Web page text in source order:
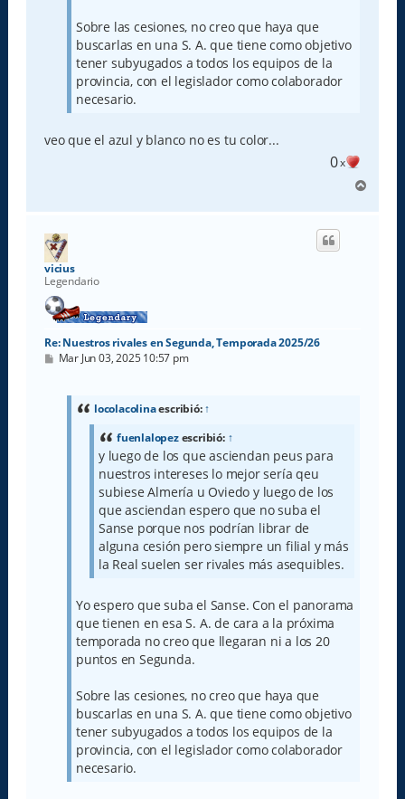
Sobre las cesiones, no creo que haya que
buscarlas en una S. A. que tiene como objetivo
tener subyugados a todos los equipos de la
provincia, con el legislador como colaborador
necesario.
veo que el azul y blanco no es tu color...
0x
r
vicius
Legendario
Re: Nuestros rivales en Segunda, Temporada 2025/26
M
Mar Jun 03, 2025 10:57 pm
locolacolinaescribió:↑
fuenlalopezescribió: ↑
y luego de los que asciendan peus para
nuestros intereses lo mejor sería qeu
subiese Almería u Oviedo y luego de los
que asciendan espero que no suba el
Sanse porque nos podrían librar de
alguna cesión pero siempre un filial y más
la Real suelen ser rivales más asequibles.
Yo espero que suba el Sanse. Con el panorama
que tienen en esa S. A. de cara a la próxima
temporada no creo que llegaran ni a los 20
puntos en Segunda.
Sobre las cesiones, no creo que haya que
buscarlas en una S. A. que tiene como objetivo
tener subyugados a todos los equipos de la
provincia, con el legislador como colaborador
necesario.